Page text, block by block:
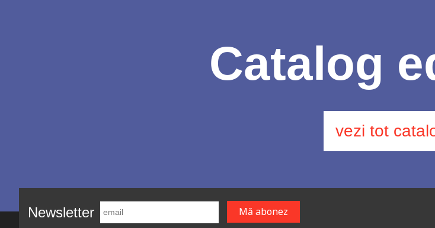
Catalog
vezi tot
Newsletter